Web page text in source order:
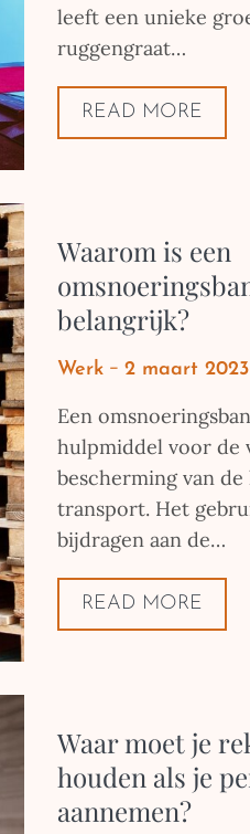
leeft een unieke
ruggengraat…
READ MORE
Waarom is een
belangrijk?
Werk
Posted
2 maart 2023
Een
hulpmiddel voor de
bescherming van
transport. Het
bijdragen aan de…
READ MORE
Waar moet je
houden als je
aannemen?